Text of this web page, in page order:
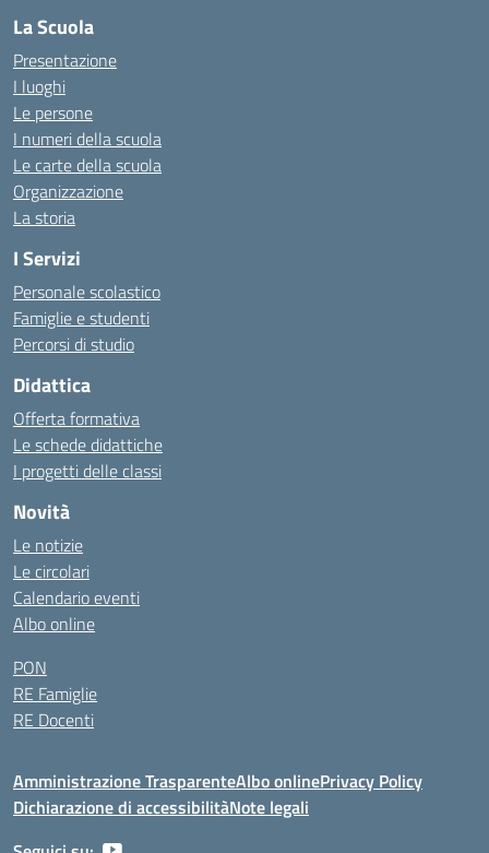
La Scuola
Presentazione
I luoghi
Le persone
I numeri della scuola
Le carte della scuola
Organizzazione
La storia
I Servizi
Personale scolastico
Famiglie e studenti
Percorsi di studio
Didattica
Offerta formativa
Le schede didattiche
I progetti delle classi
Novità
Le notizie
Le circolari
Calendario eventi
Albo online
PON
RE Famiglie
RE Docenti
Amministrazione TrasparenteAlbo onlinePrivacy Policy
Dichiarazione di accessibilitàNote legali